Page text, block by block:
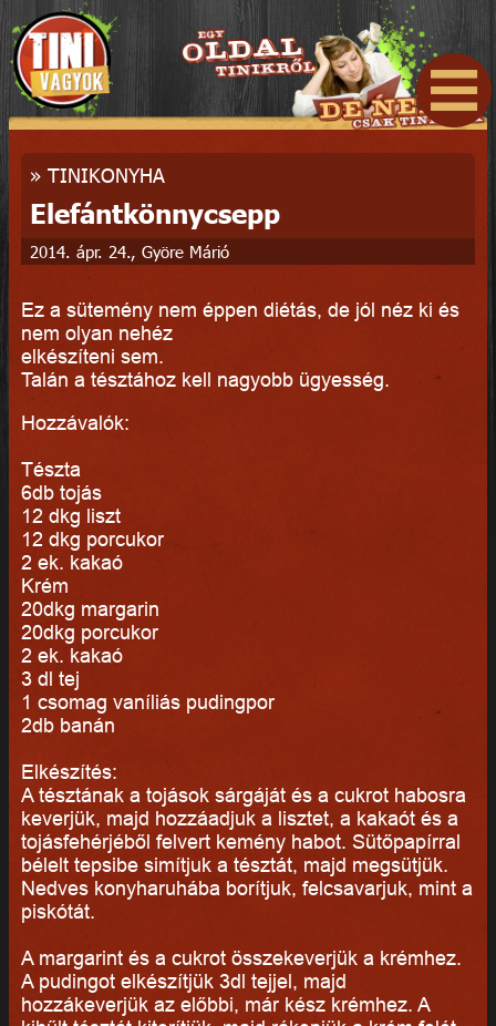
» TINIKONYHA
Elefántkönnycsepp
2014. ápr. 24., Györe Márió
Ez a sütemény nem éppen diétás, de jól néz ki és
nem olyan nehéz
elkészíteni sem.
Talán a tésztához kell nagyobb ügyesség.
Hozzávalók:
Tészta
6db tojás
12 dkg liszt
12 dkg porcukor
2 ek. kakaó
Krém
20dkg margarin
20dkg porcukor
2 ek. kakaó
3 dl tej
1 csomag vaníliás pudingpor
2db banán
Elkészítés:
A tésztának a tojások sárgáját és a cukrot habosra
keverjük, majd hozzáadjuk a lisztet, a kakaót és a
tojásfehérjéből felvert kemény habot. Sütőpapírral
bélelt tepsibe simítjuk a tésztát, majd megsütjük.
Nedves konyharuhába borítjuk, felcsavarjuk, mint a
piskótát.
A margarint és a cukrot összekeverjük a krémhez.
A pudingot elkészítjük 3dl tejjel, majd
hozzákeverjük az előbbi, már kész krémhez. A